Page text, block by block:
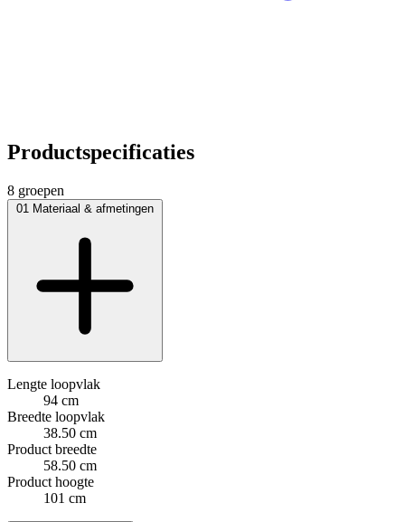
Productspecificaties
8 groepen
01 Materiaal & afmetingen
Lengte loopvlak
94 cm
Breedte loopvlak
38.50 cm
Product breedte
58.50 cm
Product hoogte
101 cm